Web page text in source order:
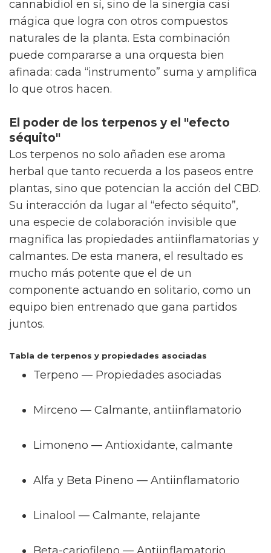
cannabidiol en sí, sino de la sinergia casi
mágica que logra con otros compuestos
naturales de la planta. Esta combinación
puede compararse a una orquesta bien
afinada: cada “instrumento” suma y amplifica
lo que otros hacen.
El poder de los terpenos y el "efecto
séquito"
Los terpenos no solo añaden ese aroma
herbal que tanto recuerda a los paseos entre
plantas, sino que potencian la acción del CBD.
Su interacción da lugar al “efecto séquito”,
una especie de colaboración invisible que
magnifica las propiedades antiinflamatorias y
calmantes. De esta manera, el resultado es
mucho más potente que el de un
componente actuando en solitario, como un
equipo bien entrenado que gana partidos
juntos.
Tabla de terpenos y propiedades asociadas
Terpeno — Propiedades asociadas
Mirceno — Calmante, antiinflamatorio
Limoneno — Antioxidante, calmante
Alfa y Beta Pineno — Antiinflamatorio
Linalool — Calmante, relajante